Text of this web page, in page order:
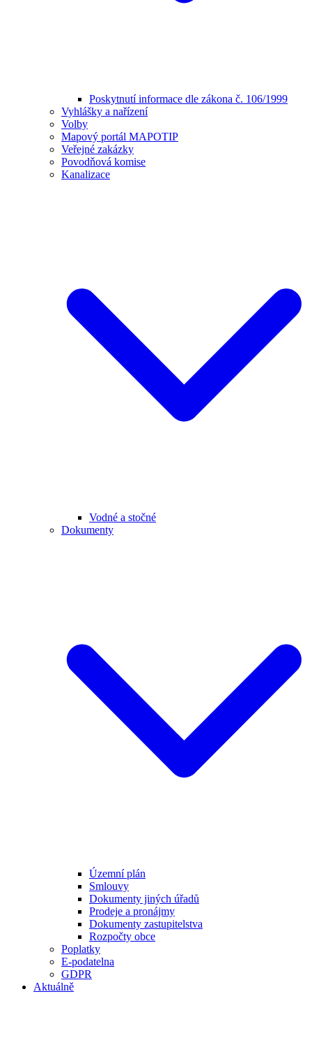
Poskytnutí informace dle zákona č. 106/1999
Vyhlášky a nařízení
Volby
Mapový portál MAPOTIP
Veřejné zakázky
Povodňová komise
Kanalizace
Vodné a stočné
Dokumenty
Územní plán
Smlouvy
Dokumenty jiných úřadů
Prodeje a pronájmy
Dokumenty zastupitelstva
Rozpočty obce
Poplatky
E-podatelna
GDPR
Aktuálně